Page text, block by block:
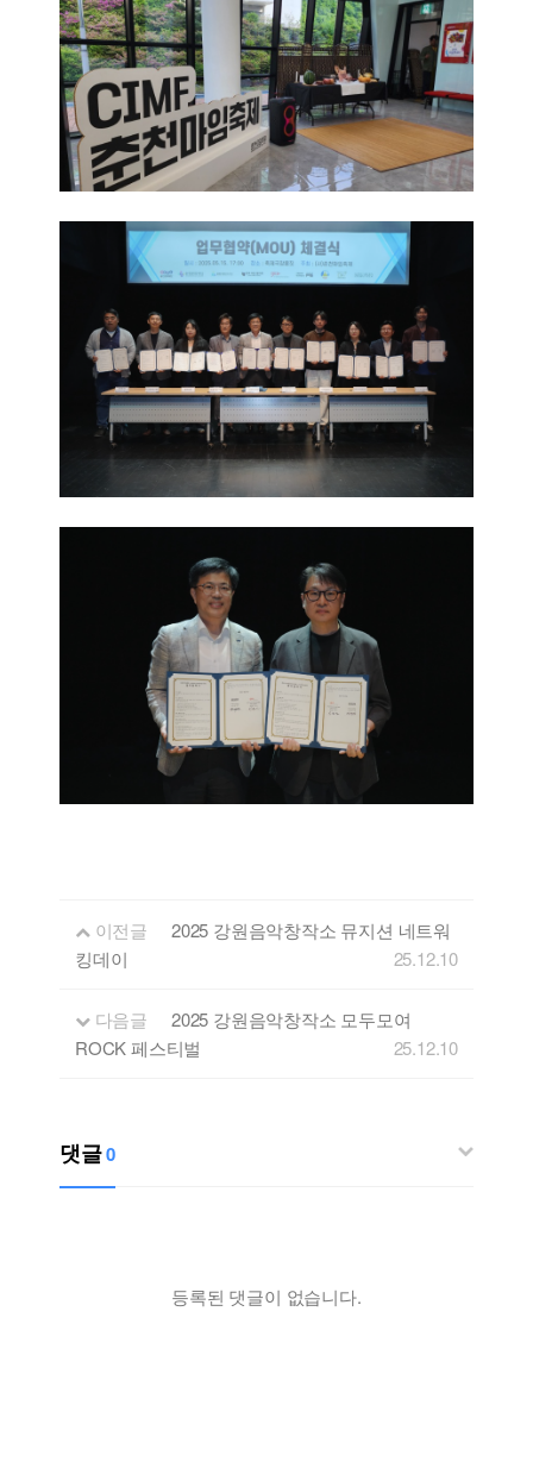
이전글
2025 강원음악창작소 뮤지션 네트워
킹데이
25.12.10
다음글
2025 강원음악창작소 모두모여
ROCK 페스티벌
25.12.10
댓글0
등록된 댓글이 없습니다.